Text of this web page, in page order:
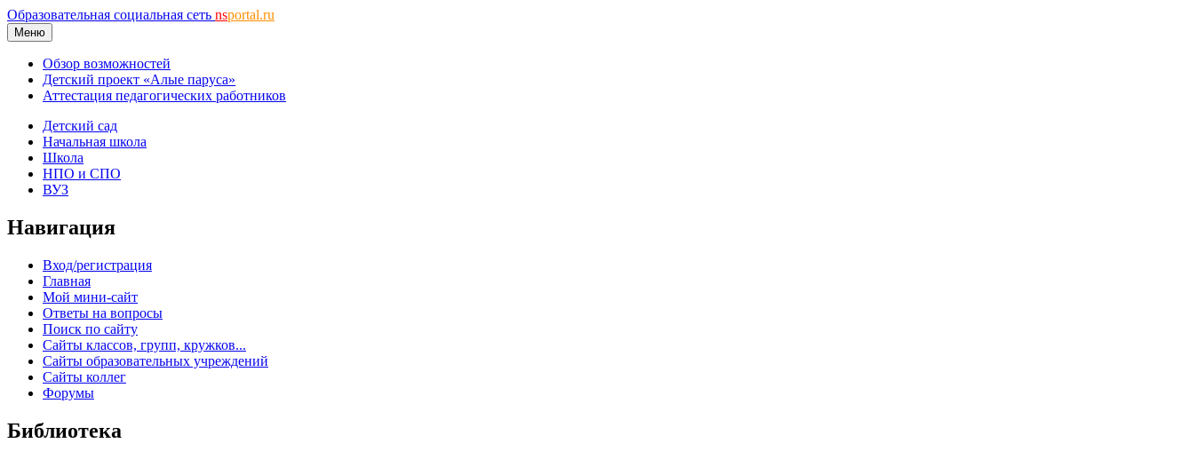
Образовательная социальная сеть nsportal.ru
Меню
Обзор возможностей
Детский проект «Алые паруса»
Аттестация педагогических работников
Детский сад
Начальная школа
Школа
НПО и СПО
ВУЗ
Навигация
Вход/регистрация
Главная
Мой мини-сайт
Ответы на вопросы
Поиск по сайту
Сайты классов, групп, кружков...
Сайты образовательных учреждений
Сайты коллег
Форумы
Библиотека